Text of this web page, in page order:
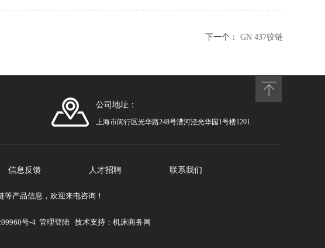
下一个： GN 437铰链
公司地址：
上海市闵行区光华路248号漕河泾光华园1号楼1201
信息反馈 人才招聘 联系我们
产品信息，欢迎来电咨询！
号-4 管理登陆 技术支持： 机床商务网